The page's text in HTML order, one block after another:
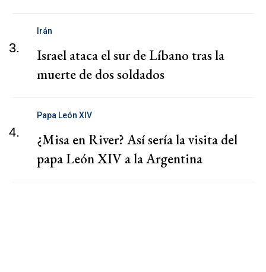
3.
Irán
Israel ataca el sur de Líbano tras la
muerte de dos soldados
4.
Papa León XIV
¿Misa en River? Así sería la visita del
papa León XIV a la Argentina